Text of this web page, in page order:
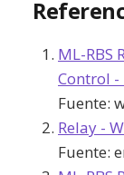
ML-RBS
Control -
Fuente:
Relay -
Fuente: